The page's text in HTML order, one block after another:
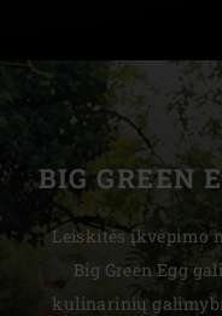
BIG GREEN
Leiskitės įkvėpimo
Big Green Egg
kulinarinių